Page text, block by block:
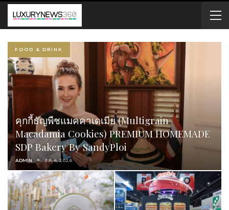
FOOD & DRINK
คุกกี้ธัญพืชแมคคาเดเมีย (Multigrain
Macadamia Cookies) PREMIUM HOMEMADE
SDP Bakery By SandyPloi
ADMIN ส.ค. 4, 2026